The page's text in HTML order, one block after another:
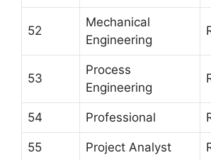
52
Mechanical
Engineering
53
Process
Engineering
54 Professional
55 Project Analyst